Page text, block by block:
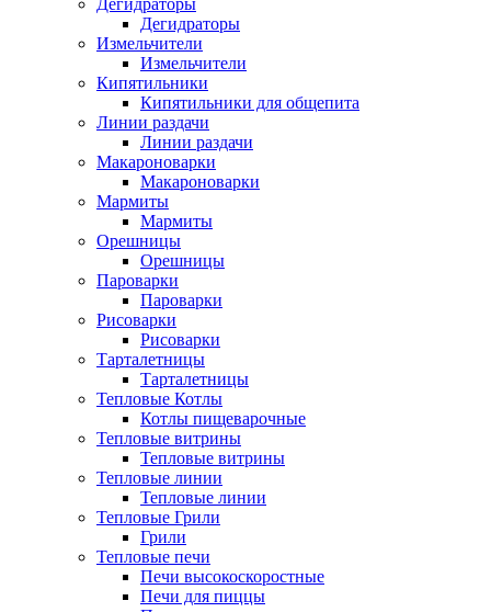
Дегидраторы
Дегидраторы
Измельчители
Измельчители
Кипятильники
Кипятильники для общепита
Линии раздачи
Линии раздачи
Макароноварки
Макароноварки
Мармиты
Мармиты
Орешницы
Орешницы
Пароварки
Пароварки
Рисоварки
Рисоварки
Тарталетницы
Тарталетницы
Тепловые Котлы
Котлы пищеварочные
Тепловые витрины
Тепловые витрины
Тепловые линии
Тепловые линии
Тепловые Грили
Грили
Тепловые печи
Печи высокоскоростные
Печи для пиццы